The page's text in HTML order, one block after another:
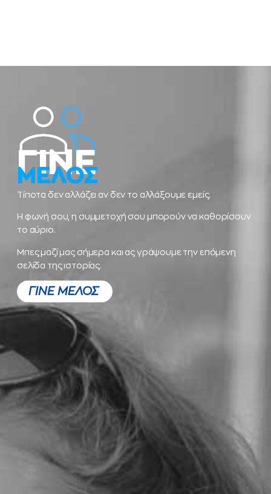
ΓΙΝΕ
ΜΕΛΟΣ
Τίποτα δεν αλλάζει αν δεν το αλλάξουμε εμείς.
Η φωνή σου, η συμμετοχή σου μπορούν να καθορίσουν
το αύριο.
Μπες μαζί μας σήμερα και ας γράψουμε την επόμενη
σελίδα της ιστορίας.
ΓΙΝΕ ΜΕΛΟΣ